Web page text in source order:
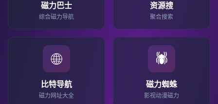
磁力巴士
综合磁力导航
资源搜
聚合搜索
🌐
比特导航
磁力网址大全
🕷️
磁力蜘蛛
影视动漫磁力